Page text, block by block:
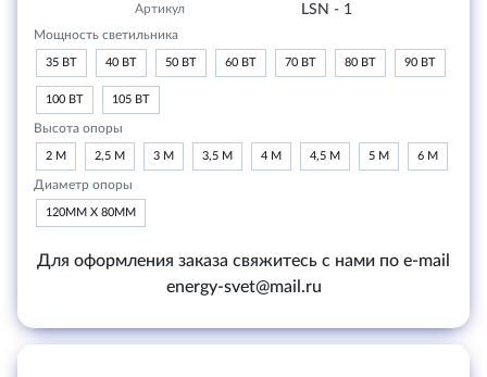
Артикул LSN - 1
Мощность светильника
35 ВТ 40 ВТ 50 ВТ 60 ВТ 70 ВТ 80 ВТ 90 ВТ
100 ВТ 105 ВТ
Высота опоры
2 М 2,5 М 3 М 3,5 М 4 М 4,5 М 5 М 6 М
Диаметр опоры
120ММ Х 80ММ
Для оформления заказа свяжитесь с нами по e-mail
energy-svet@mail.ru